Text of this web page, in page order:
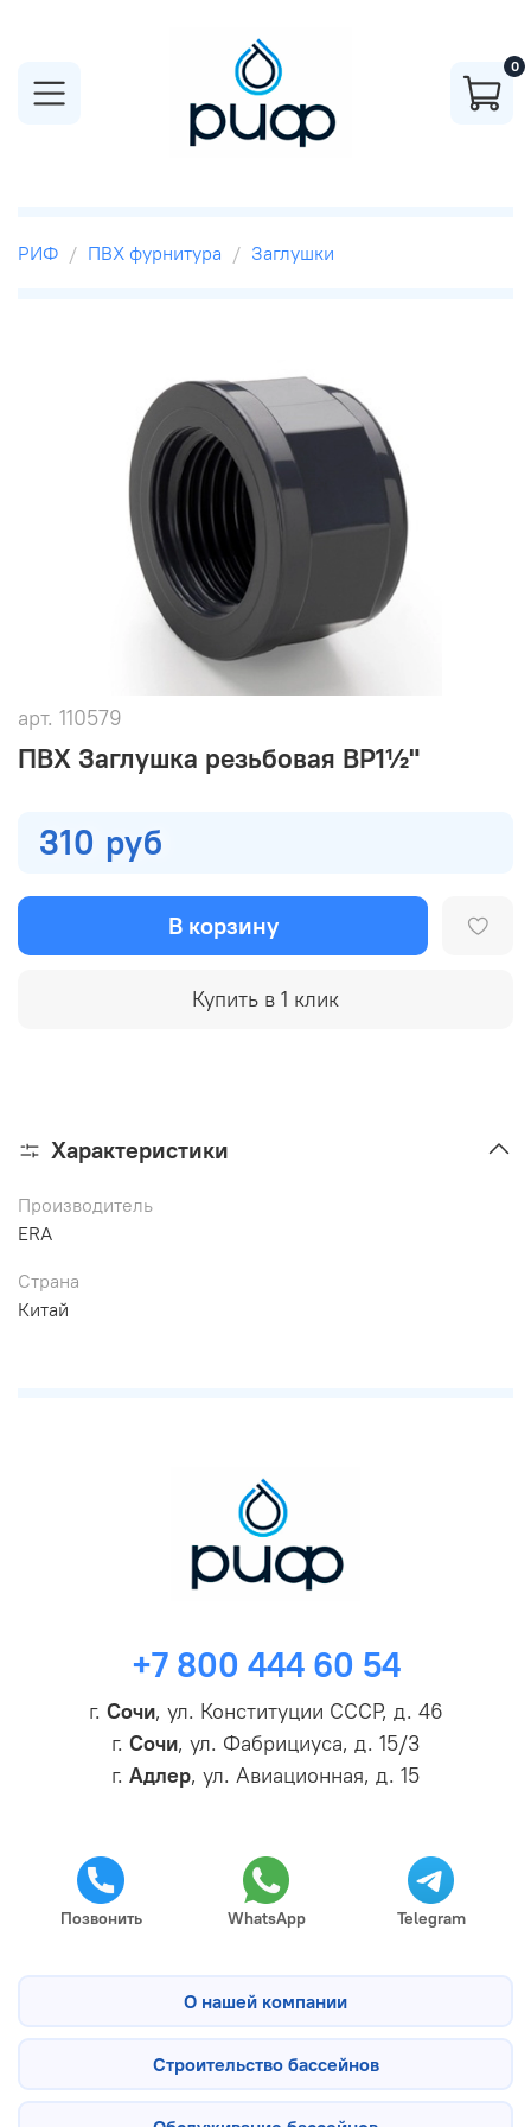
0
РИФ ПВХ фурнитура Заглушки
арт. 110579
ПВХ Заглушка резьбовая ВР1½"
310 руб
В корзину
Купить в 1 клик
Характеристики
Производитель
ERA
Страна
Китай
+7 800 444 60 54
г. Сочи, ул. Конституции СССР, д. 46
г. Сочи, ул. Фабрициуса, д. 15/3
г. Адлер, ул. Авиационная, д. 15
Позвонить WhatsApp Telegram
О нашей компании
Строительство бассейнов